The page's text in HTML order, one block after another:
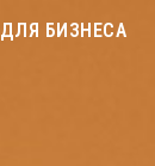
ДЛЯ БИЗНЕСА